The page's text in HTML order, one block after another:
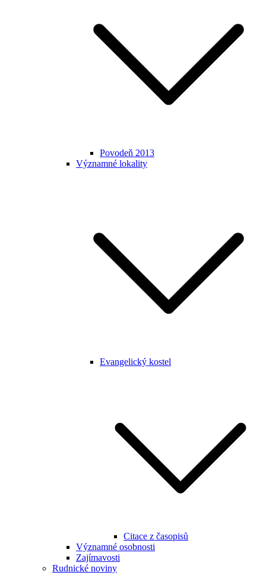
Povodeň 2013
Významné lokality
Evangelický kostel
Citace z časopisů
Významné osobnosti
Zajímavosti
Rudnické noviny